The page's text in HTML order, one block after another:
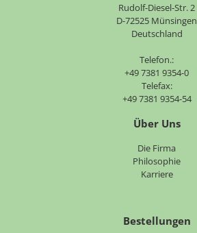
Rudolf-Diesel-Str. 2
D-72525 Münsingen
Deutschland
Telefon.:
+49 7381 9354-0
Telefax:
+49 7381 9354-54
Über Uns
Die Firma
Philosophie
Karriere
Bestellungen